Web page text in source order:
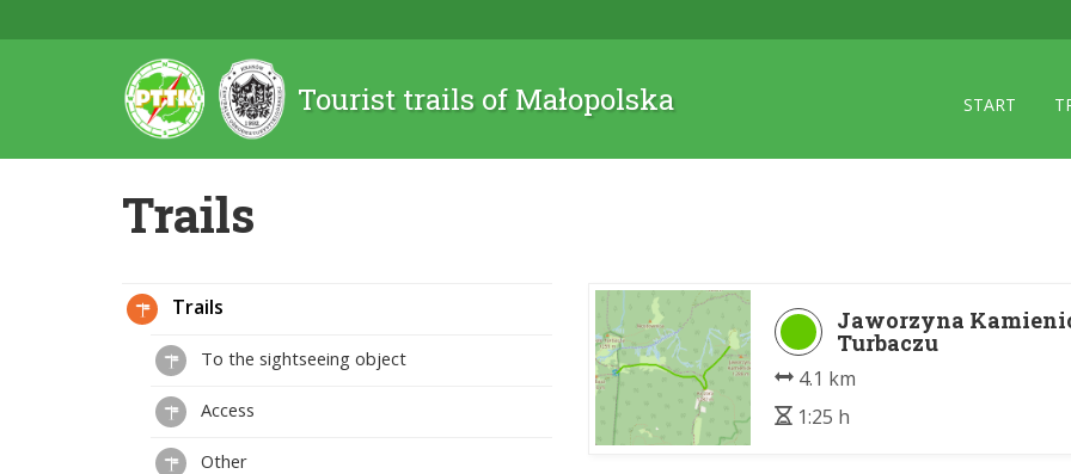
Tourist trails of Małopolska START
Trails
Jaworzyna
Turbaczu
4.1 km
1:25 h
Trails
To the sightseeing object
Access
Other